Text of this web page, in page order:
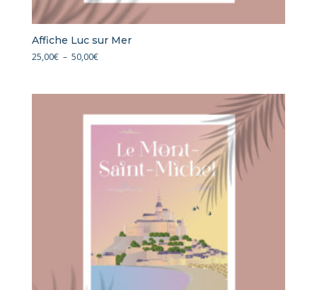
Affiche Luc sur Mer
25,00€ – 50,00€Plage
à
50,00€